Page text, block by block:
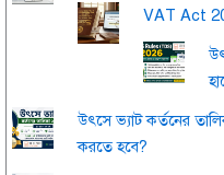
VAT Act
উৎসে ভ্যাট কর্তনের
করতে হবে?